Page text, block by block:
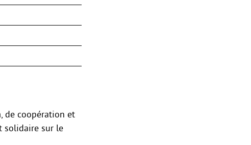
de coopération et
solidaire sur le